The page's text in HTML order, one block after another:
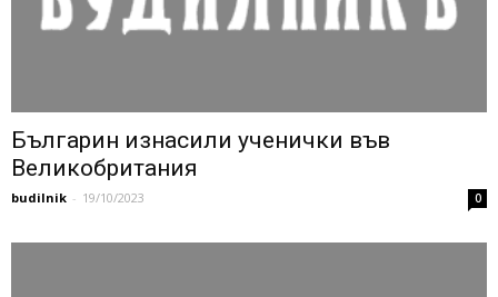
Българин изнасили ученички във
Великобритания
budilnik - 19/10/2023 0